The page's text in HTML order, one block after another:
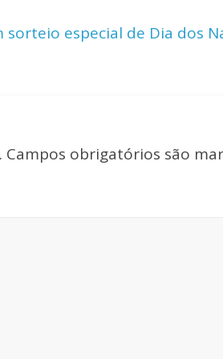
especial de Dia dos
Campos obrigatórios são